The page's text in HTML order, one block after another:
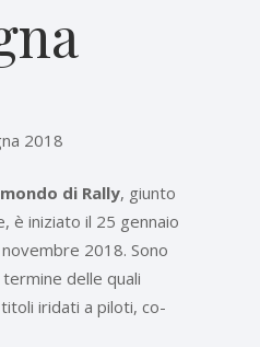
di Rally, giunto
è iniziato il 25 gennaio
2018. Sono
delle quali
iridati a piloti, co-